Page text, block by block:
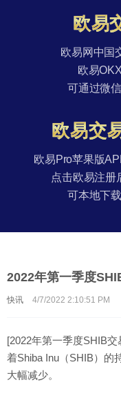
欧易
欧易网中国
欧易
可通过微
欧易交
欧易Pro苹果版
点击欧易注册
可本地下
2022年第一季度
快讯 4/7/2022 2:10:51 PM
[2022年第一季度SHIB
着Shiba Inu（SHIB）的
大幅减少。